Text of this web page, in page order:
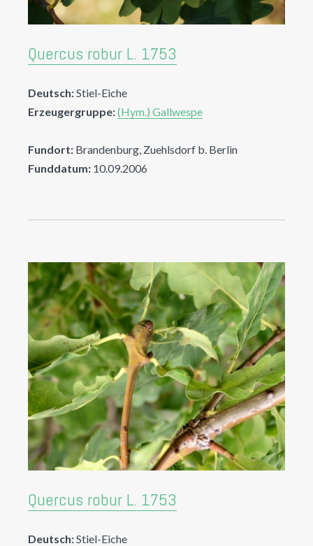
Quercus robur L. 1753
Deutsch:Stiel-Eiche
Erzeugergruppe:(Hym.) Gallwespe
Fundort: Brandenburg, Zuehlsdorf b. Berlin
Funddatum: 10.09.2006
Quercus robur L. 1753
Deutsch:Stiel-Eiche